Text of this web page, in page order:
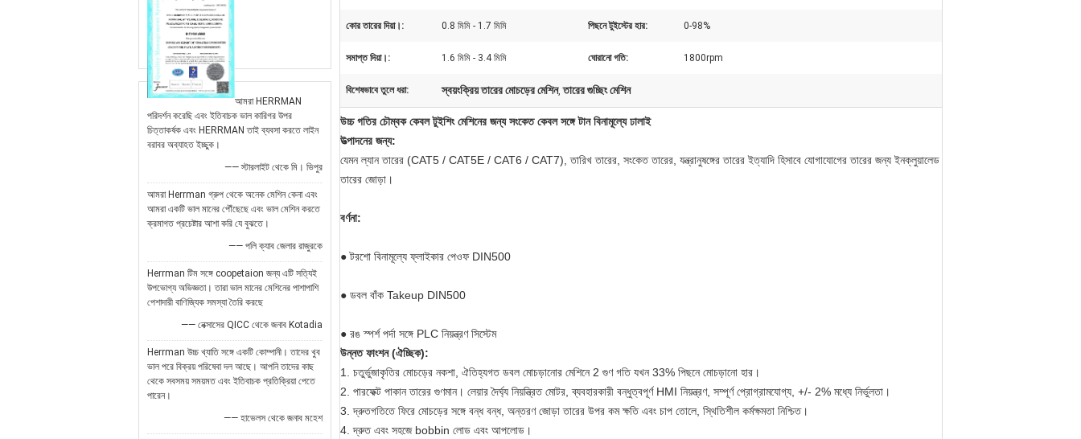
আমরা HERRMAN
পরিদর্শন করেছি এবং ইতিবাচক ভাল কারিগর উপর
চিত্তাকর্ষক এবং HERRMAN তাই ব্যবসা করতে লাইন
বরাবর অব্যাহত ইচ্ছুক।
—— স্টারলাইট থেকে মি। ভিপুর
আমরা Herrman গ্রুপ থেকে অনেক মেশিন কেনা এবং
আমরা একটি ভাল মানের পৌঁছেছে এবং ভাল মেশিন করতে
ক্রমাগত প্রচেষ্টার আশা করি যে বুঝতে।
—— পলি ক্যাব জেলার রাজুরকে
Herrman টিম সঙ্গে coopetaion জন্য এটি সত্যিই
উপভোগ্য অভিজ্ঞতা। তারা ভাল মানের মেশিনের পাশাপাশি
পেশাদারী বাণিজ্যিক সমস্যা তৈরি করছে
—— নেক্সাসের QICC থেকে জনাব Kotadia
Herrman উচ্চ খ্যাতি সঙ্গে একটি কোম্পানী। তাদের খুব
ভাল পরে বিক্রয় পরিষেবা দল আছে। আপনি তাদের কাছ
থেকে সবসময় সময়মত এবং ইতিবাচক প্রতিক্রিয়া পেতে
পারেন।
—— হাভেলস থেকে জনাব মহেশ
কোর তারের দিয়া।: 0.8 মিমি - 1.7 মিমি পিছনে টুইস্টের হার: 0-98%
সমাপ্ত দিয়া।: 1.6 মিমি - 3.4 মিমি ঘোরানো গতি: 1800rpm
বিশেষভাবে তুলে ধরা: স্বয়ংক্রিয় তারের মোচড়ের মেশিন,তারের গুচ্ছিং মেশিন
উচ্চ গতির চৌম্বক কেবল টুইশিং মেশিনের জন্য সংকেত কেবল সঙ্গে টান বিনামূল্যে ঢালাই
উত্পাদনের জন্য:
যেমন ল্যান তারের (CAT5 / CAT5E / CAT6 / CAT7), তারিখ তারের, সংকেত তারের, যন্ত্রানুষঙ্গের তারের ইত্যাদি হিসাবে যোগাযোগের তারের জন্য ইনক্লুয়ালেড
তারের জোড়া।
বর্ণনা:
● টরশো বিনামূল্যে ফ্লাইকার পেওফ DIN500
● ডবল বাঁক Takeup DIN500
● রঙ স্পর্শ পর্দা সঙ্গে PLC নিয়ন্ত্রণ সিস্টেম
উন্নত ফাংশন (ঐচ্ছিক):
1. চতুর্ভুজাকৃতির মোচড়ের নকশা, ঐতিহ্যগত ডবল মোচড়ানোর মেশিনে 2 গুণ গতি যখন 33% পিছনে মোচড়ানো হার।
2. পারফেক্ট পাকান তারের গুণমান। লেয়ার দৈর্ঘ্য নিয়ন্ত্রিত মোটর, ব্যবহারকারী বন্ধুত্বপূর্ণ HMI নিয়ন্ত্রণ, সম্পূর্ণ প্রোগ্রামযোগ্য, +/- 2% মধ্যে নির্ভুলতা।
3. দ্রুতগতিতে ফিরে মোচড়ের সঙ্গে বন্ধ বন্ধ, অন্তরণ জোড়া তারের উপর কম ক্ষতি এবং চাপ তোলে, স্থিতিশীল কর্মক্ষমতা নিশ্চিত।
4. দ্রুত এবং সহজে bobbin লোড এবং আপলোড।